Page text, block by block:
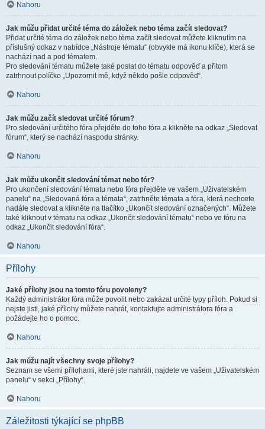
Nahoru
Jak můžu přidat určité téma do záložek nebo téma začít sledovat?
Přidat určité téma do záložek nebo téma začít sledovat můžete kliknutím na
příslušný odkaz v nabídce „Nástroje tématu“ (obvykle má ikonu klíče), která se
nachází nad a pod tématem.
Pro sledování tématu můžete také poslat do tématu odpověď a přitom
zatrhnout políčko „Upozornit mě, když někdo pošle odpověď“.
Nahoru
Jak můžu začít sledovat určité fórum?
Pro sledování určitého fóra přejděte do toho fóra a klikněte na odkaz „Sledovat
fórum“, který se nachází naspodu stránky.
Nahoru
Jak můžu ukončit sledování témat nebo fór?
Pro ukončení sledování tématu nebo fóra přejděte ve vašem „Uživatelském
panelu“ na „Sledovaná fóra a témata“, zatrhněte témata a fóra, která nechcete
nadále sledovat a klikněte na tlačítko „Ukončit sledování označených“. Můžete
také kliknout v tématu na odkaz „Ukončit sledování tématu“ nebo ve fóru na
odkaz „Ukončit sledování fóra“.
Nahoru
Přílohy
Jaké přílohy jsou na tomto fóru povoleny?
Každý administrátor fóra může povolit nebo zakázat určité typy příloh. Pokud si
nejste jisti, jaké přílohy můžete nahrát, kontaktujte administrátora fóra a
požádejte ho o pomoc.
Nahoru
Jak můžu najít všechny svoje přílohy?
Seznam se všemi přílohami, které jste nahráli, najdete ve vašem „Uživatelském
panelu“ v sekci „Přílohy“.
Nahoru
Záležitosti týkající se phpBB